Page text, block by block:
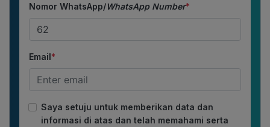
Nomor WhatsApp/WhatsApp Number*
Email*
Saya setuju untuk memberikan data dan
informasi di atas dan telah memahami serta